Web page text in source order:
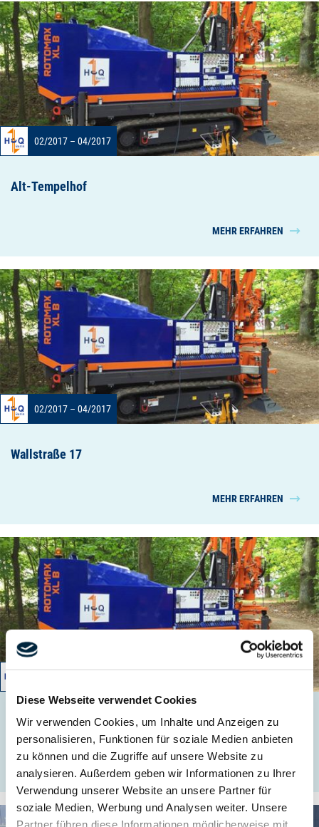
Diese Webseite verwendet Cookies
Wir verwenden Cookies, um Inhalte und Anzeigen zu
personalisieren, Funktionen für soziale Medien anbieten
zu können und die Zugriffe auf unsere Website zu
analysieren. Außerdem geben wir Informationen zu Ihrer
Verwendung unserer Website an unsere Partner für
soziale Medien, Werbung und Analysen weiter. Unsere
Partner führen diese Informationen möglicherweise mit
02/2017 – 04/2017
Alt-Tempelhof
MEHR ERFAHREN
02/2017 – 04/2017
Wallstraße 17
MEHR ERFAHREN
Waldowallee